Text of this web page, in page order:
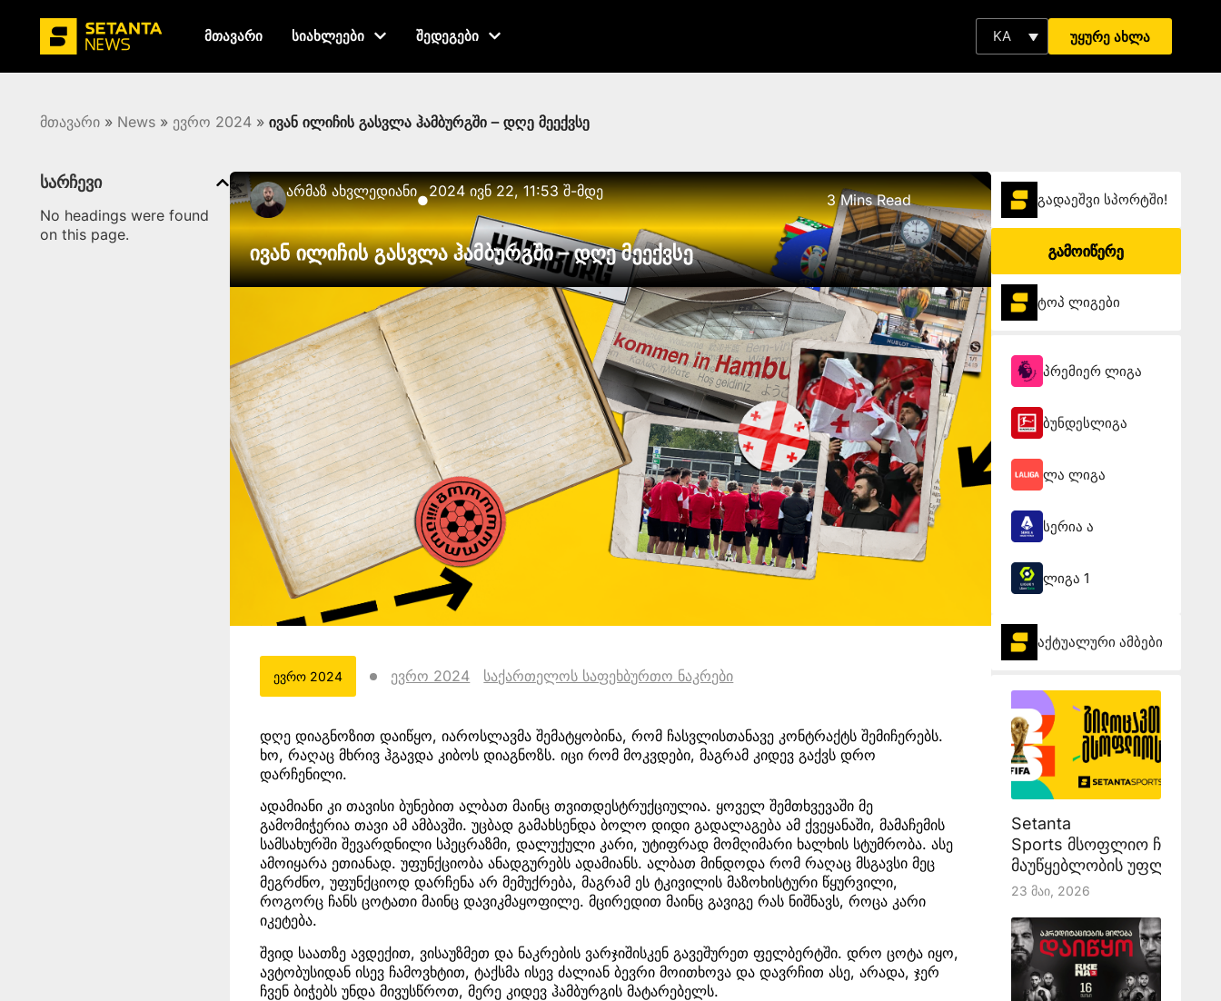
მთავარი სიახლეები შედეგები KA უყურე ახლა
მთავარი » News » ევრო 2024 » ივან ილიჩის გასვლა ჰამბურგში – დღე მეექვსე
სარჩევი
No headings were found
on this page.
Არმაზ Ახვლედიანი●2024 ივნ 22, 11:53 შ-მდე 3 Mins Read
ივან ილიჩის გასვლა ჰამბურგში – დღე მეექვსე
ევრო 2024 ევრო 2024 საქართელოს საფეხბურთო ნაკრები
დღე დიაგნოზით დაიწყო, იაროსლავმა შემატყობინა, რომ ჩასვლისთანავე კონტრაქტს შემიჩერებს.
ხო, რაღაც მხრივ ჰგავდა კიბოს დიაგნოზს. იცი რომ მოკვდები, მაგრამ კიდევ გაქვს დრო
დარჩენილი.
ადამიანი კი თავისი ბუნებით ალბათ მაინც თვითდესტრუქციულია. ყოველ შემთხვევაში მე
გამომიჭერია თავი ამ ამბავში. უცბად გამახსენდა ბოლო დიდი გადალაგება ამ ქვეყანაში, მამაჩემის
სამსახურში შევარდნილი სპეცრაზმი, დალუქული კარი, უტიფრად მომღიმარი ხალხის სტუმრობა. ასე
ამოიყარა ეთიანად. უფუნქციობა ანადგურებს ადამიანს. ალბათ მინდოდა რომ რაღაც მსგავსი მეც
მეგრძნო, უფუნქციოდ დარჩენა არ მემუქრება, მაგრამ ეს ტკივილის მაზოხისტური წყურვილი,
როგორც ჩანს ცოტათი მაინც დავიკმაყოფილე. მცირედით მაინც გავიგე რას ნიშნავს, როცა კარი
იკეტება.
შვიდ საათზე ავდექით, ვისაუზმეთ და ნაკრების ვარჯიშისკენ გავეშურეთ ფელბერტში. დრო ცოტა იყო,
ავტობუსიდან ისევ ჩამოვხტით, ტაქსმა ისევ ძალიან ბევრი მოითხოვა და დავრჩით ასე, არადა, ჯერ
ჩვენ ბიჭებს უნდა მივუსწროთ, მერე კიდევ ჰამბურგის მატარებელს.
გადაეშვი სპორტში!
გამოიწერე
ტოპ ლიგები
პრემიერ ლიგა
ბუნდესლიგა
ლა ლიგა
სერია ა
ლიგა 1
აქტუალური ამბები
Setanta
Sports მსოფლიო
მაუწყებლობის უფლებას
23 Მაი, 2026